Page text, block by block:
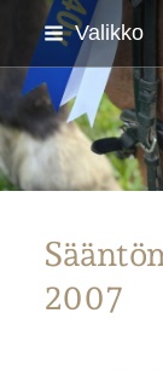
Siirry
sivun
sisältöön
Valikko
2007